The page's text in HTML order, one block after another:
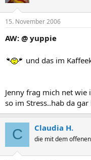
15. November 2006
AW: @ yuppie
und das im
Jenny frag mich net wie
so im Stress..hab da
C Claudia H.
die mit dem